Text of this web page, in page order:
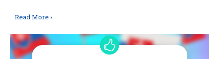
Read More ›